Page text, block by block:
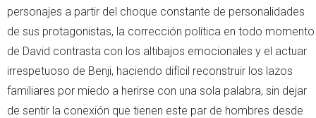
personajes a partir del choque constante de personalidades
de sus protagonistas, la corrección política en todo momento
de David contrasta con los altibajos emocionales y el actuar
irrespetuoso de Benji, haciendo difícil reconstruir los lazos
familiares por miedo a herirse con una sola palabra, sin dejar
de sentir la conexión que tienen este par de hombres desde